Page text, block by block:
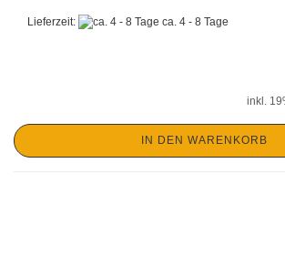
Lieferzeit: ca. 4 - 8 Tage
inkl.
IN DEN WARENKORB